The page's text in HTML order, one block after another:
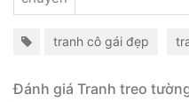
tranh cô gái đẹp
Đánh giá Tranh treo